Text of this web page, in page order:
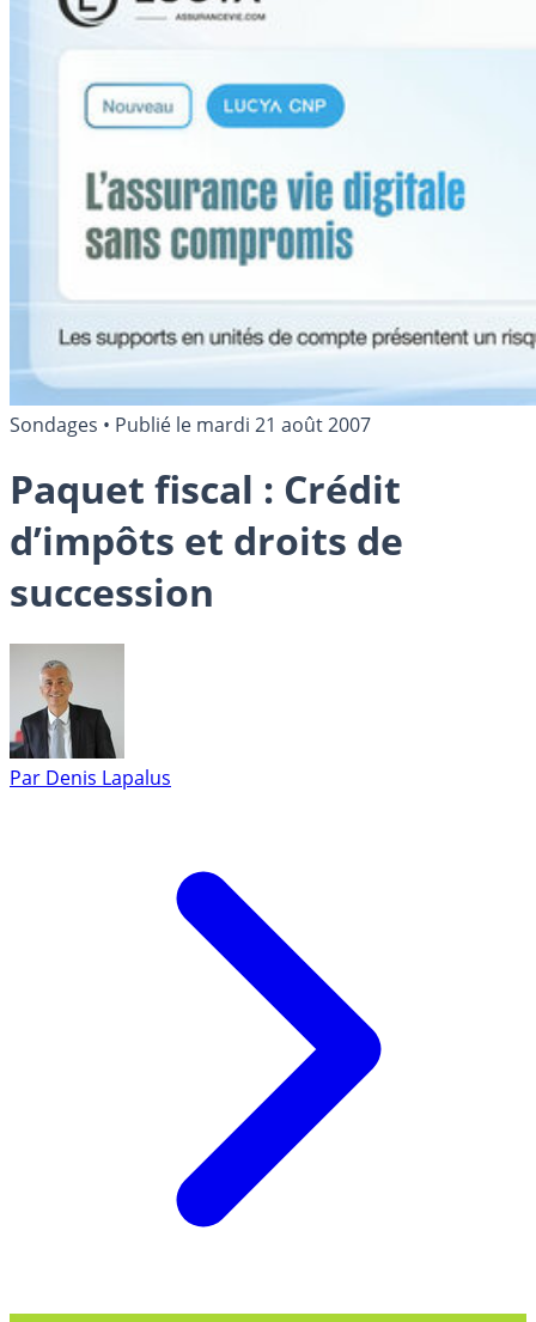
Sondages • Publié le mardi 21 août 2007
Paquet fiscal : Crédit
d’impôts et droits de
succession
Par Denis Lapalus